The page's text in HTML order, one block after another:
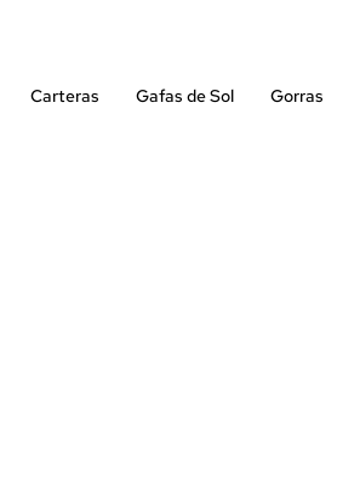
Carteras Gafas de Sol Gorras